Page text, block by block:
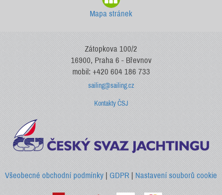
Mapa stránek
Zátopkova 100/2
16900, Praha 6 - Břevnov
mobil: +420 604 186 733
sailing@sailing.cz
Kontakty ČSJ
Všeobecné obchodní podmínky |GDPR |Nastavení souborů cookie